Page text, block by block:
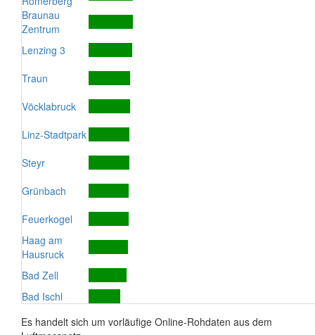
Braunau
Zentrum
Lenzing 3
Traun
Vöcklabruck
Linz-Stadtpark
Steyr
Grünbach
Feuerkogel
Haag am
Hausruck
Bad Zell
Bad Ischl
Es handelt sich um vorläufige Online-Rohdaten aus dem